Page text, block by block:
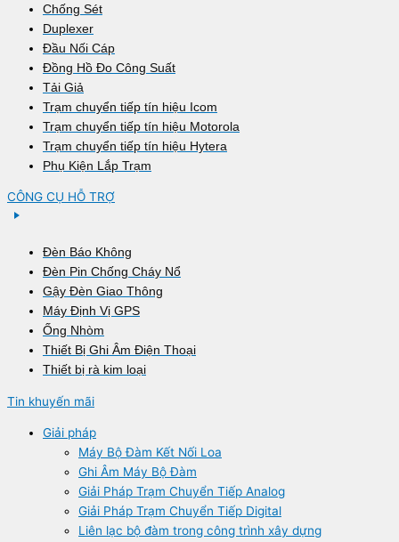
Chống Sét
Duplexer
Đầu Nối Cáp
Đồng Hồ Đo Công Suất
Tải Giả
Trạm chuyển tiếp tín hiệu Icom
Trạm chuyển tiếp tín hiệu Motorola
Trạm chuyển tiếp tín hiệu Hytera
Phụ Kiện Lắp Trạm
CÔNG CỤ HỖ TRỢ
Đèn Báo Không
Đèn Pin Chống Cháy Nổ
Gậy Đèn Giao Thông
Máy Định Vị GPS
Ống Nhòm
Thiết Bị Ghi Âm Điện Thoại
Thiết bị rà kim loại
Tin khuyến mãi
Giải pháp
Máy Bộ Đàm Kết Nối Loa
Ghi Âm Máy Bộ Đàm
Giải Pháp Trạm Chuyển Tiếp Analog
Giải Pháp Trạm Chuyển Tiếp Digital
Liên lạc bộ đàm trong công trình xây dựng